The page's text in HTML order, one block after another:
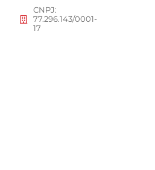
CNPJ:
77.296.143/0001-
17